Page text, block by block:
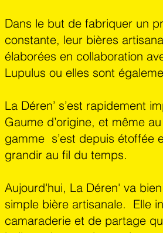
Dans le but de fabriquer un
constante, leur bières
élaborées en collaboration
Lupulus ou elles sont
La Déren’ s’est rapidement
Gaume d’origine, et même
gamme s’est depuis étoffée
grandir au fil du temps.
Aujourd'hui, La Déren' va
simple bière artisanale. Elle
camaraderie et de partage